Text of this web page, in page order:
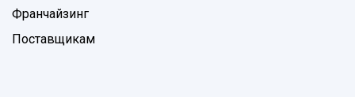
Франчайзинг
Поставщикам